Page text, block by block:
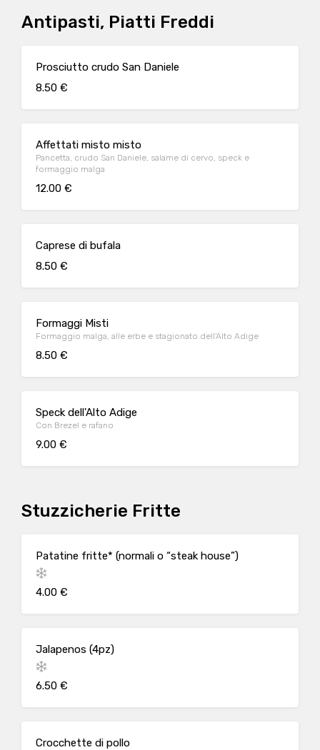
Antipasti, Piatti Freddi
Prosciutto crudo San Daniele
8.50 €
Affettati misto misto
Pancetta, crudo San Daniele, salame di cervo, speck e
formaggio malga
12.00 €
Caprese di bufala
8.50 €
Formaggi Misti
Formaggio malga, alle erbe e stagionato dell'Alto Adige
8.50 €
Speck dell'Alto Adige
Con Brezel e rafano
9.00 €
Stuzzicherie Fritte
Patatine fritte* (normali o “steak house”)
4.00 €
Jalapenos (4pz)
6.50 €
Crocchette di pollo